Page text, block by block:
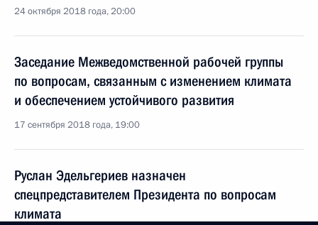
24 октября 2018 года, 20:00
Заседание Межведомственной рабочей группы
по вопросам, связанным с изменением климата
и обеспечением устойчивого развития
17 сентября 2018 года, 19:00
Руслан Эдельгериев назначен
спецпредставителем Президента по вопросам
климата